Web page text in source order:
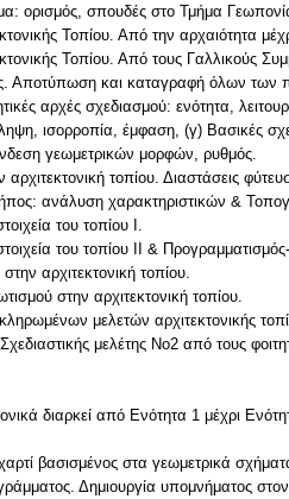
ορισμός, σπουδές στο Τμήμα
Τοπίου. Από την αρχαιότητα
Τοπίου. Από τους Γαλλικούς
Αποτύπωση και καταγραφή όλων των
αρχές σχεδιασμού: ενότητα,
ισορροπία, έμφαση, (γ) Βασικές
γεωμετρικών μορφών, ρυθμός.
τοπίου. Διαστάσεις
ανάλυση χαρακτηριστικών &
του τοπίου Ι.
του τοπίου ΙΙ &
αρχιτεκτονική τοπίου.
στην αρχιτεκτονική τοπίου.
μελετών αρχιτεκτονικής
μελέτης Νο2 από τους
διαρκεί από Ενότητα 1 μέχρι
χαρτί βασισμένος στα γεωμετρικά
Δημιουργία υπομνήματος